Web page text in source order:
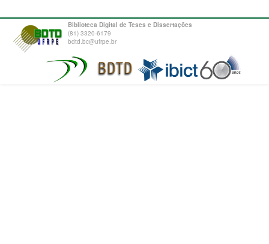
Biblioteca Digital de Teses e Dissertações
(81) 3320-6179
bdtd.bc@ufrpe.br